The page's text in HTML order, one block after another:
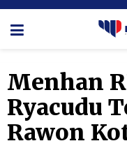
Menhan
Ryacudu
Rawon